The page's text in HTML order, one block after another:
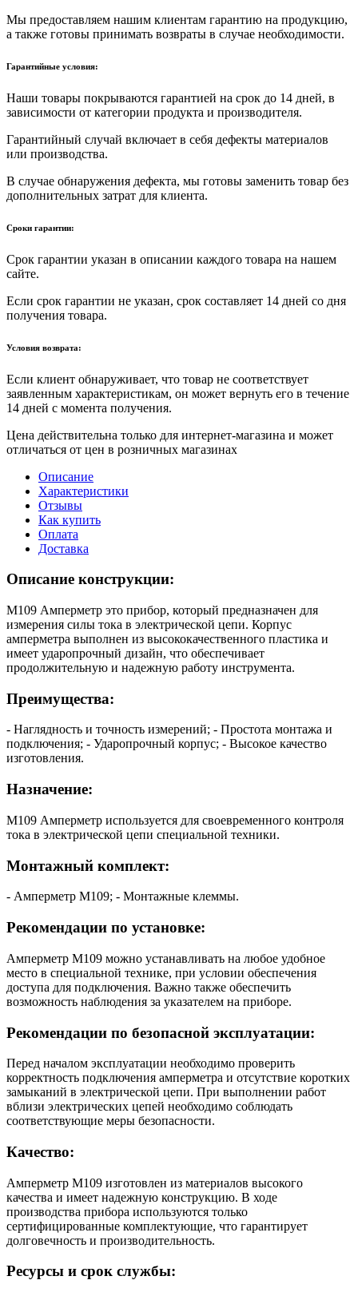
Мы предоставляем нашим клиентам гарантию на продукцию,
а также готовы принимать возвраты в случае необходимости.
Гарантийные условия:
Наши товары покрываются гарантией на срок до 14 дней, в
зависимости от категории продукта и производителя.
Гарантийный случай включает в себя дефекты материалов
или производства.
В случае обнаружения дефекта, мы готовы заменить товар без
дополнительных затрат для клиента.
Сроки гарантии:
Срок гарантии указан в описании каждого товара на нашем
сайте.
Если срок гарантии не указан, срок составляет 14 дней со дня
получения товара.
Условия возврата:
Если клиент обнаруживает, что товар не соответствует
заявленным характеристикам, он может вернуть его в течение
14 дней с момента получения.
Цена действительна только для интернет-магазина и может
отличаться от цен в розничных магазинах
Описание
Характеристики
Отзывы
Как купить
Оплата
Доставка
Описание конструкции:
М109 Амперметр это прибор, который предназначен для
измерения силы тока в электрической цепи. Корпус
амперметра выполнен из высококачественного пластика и
имеет ударопрочный дизайн, что обеспечивает
продолжительную и надежную работу инструмента.
Преимущества:
- Наглядность и точность измерений; - Простота монтажа и
подключения; - Ударопрочный корпус; - Высокое качество
изготовления.
Назначение:
М109 Амперметр используется для своевременного контроля
тока в электрической цепи специальной техники.
Монтажный комплект:
- Амперметр М109; - Монтажные клеммы.
Рекомендации по установке:
Амперметр М109 можно устанавливать на любое удобное
место в специальной технике, при условии обеспечения
доступа для подключения. Важно также обеспечить
возможность наблюдения за указателем на приборе.
Рекомендации по безопасной эксплуатации:
Перед началом эксплуатации необходимо проверить
корректность подключения амперметра и отсутствие коротких
замыканий в электрической цепи. При выполнении работ
вблизи электрических цепей необходимо соблюдать
соответствующие меры безопасности.
Качество:
Амперметр М109 изготовлен из материалов высокого
качества и имеет надежную конструкцию. В ходе
производства прибора используются только
сертифицированные комплектующие, что гарантирует
долговечность и производительность.
Ресурсы и срок службы: